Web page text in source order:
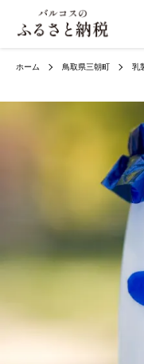
ホーム 鳥取県三朝町 乳